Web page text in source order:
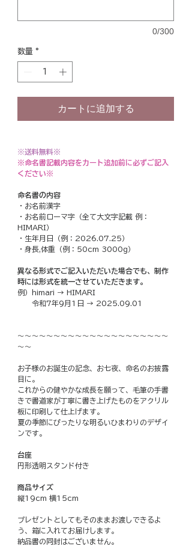
0/300
数量 *
カートに追加する
※送料無料※
※命名書記載内容をカート追加前に必ずご記入
ください※
命名書の内容
・お名前漢字
・お名前ローマ字（全て大文字記載 例：
HIMARI）
・生年月日（例：2026.07.25）
・身長,体重（例：50cm 3000g）
異なる形式でご記入いただいた場合でも、制作
時には形式を統一させていただきます。
例）himari → HIMARI
令和7年9月1日 → 2025.09.01
～～～～～～～～～～～～～～～～～～～～～
～～
お子様のお誕生の記念、お七夜、命名のお披露
目に。
これからの健やかな成長を願って、毛筆の手書
きで書道家が丁寧に書き上げたものをアクリル
板に印刷して仕上げます。
夏の季節にぴったりな明るいひまわりのデザイ
ンです。
台座
円形透明スタンド付き
商品サイズ
縦19cm 横15cm
プレゼントとしてもそのままお渡しできるよ
う、箱に入れてお届けします。
納品書の同封はございません。